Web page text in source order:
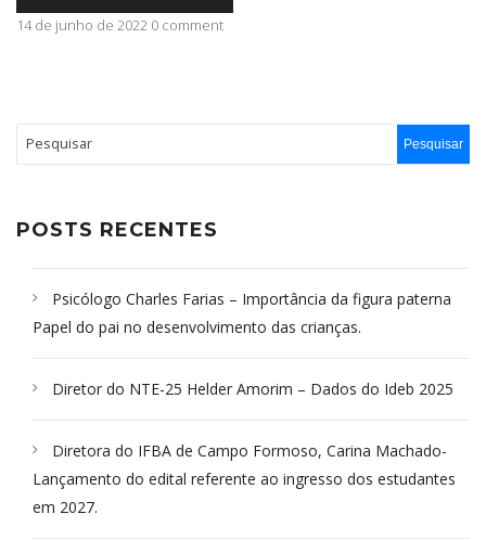
CONTATO
áudio
14 de junho de 2022 0 comment
POSTS RECENTES
Psicólogo Charles Farias – Importância da figura paterna
Papel do pai no desenvolvimento das crianças.
Diretor do NTE-25 Helder Amorim – Dados do Ideb 2025
Diretora do IFBA de Campo Formoso, Carina Machado-
Lançamento do edital referente ao ingresso dos estudantes
em 2027.